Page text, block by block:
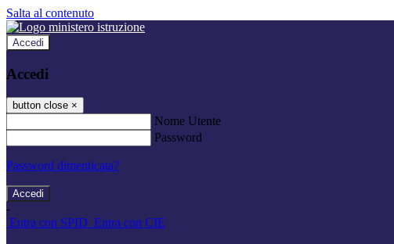
Salta al contenuto
Accedi
Accedi
button close ×
Nome Utente
Password
Password dimenticata?
-
Entra con SPID Entra con CIE